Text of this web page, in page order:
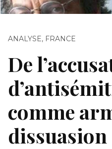
ANALYSE, FRANCE
De
comme
dissuasion